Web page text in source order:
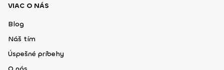
VIAC O NÁS
Blog
Náš tím
Úspešné príbehy